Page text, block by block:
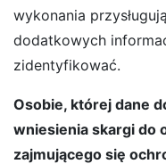
wykonania
dodatkowych
zidentyfikować.
Osobie, której dane
wniesienia skargi do
zajmującego się